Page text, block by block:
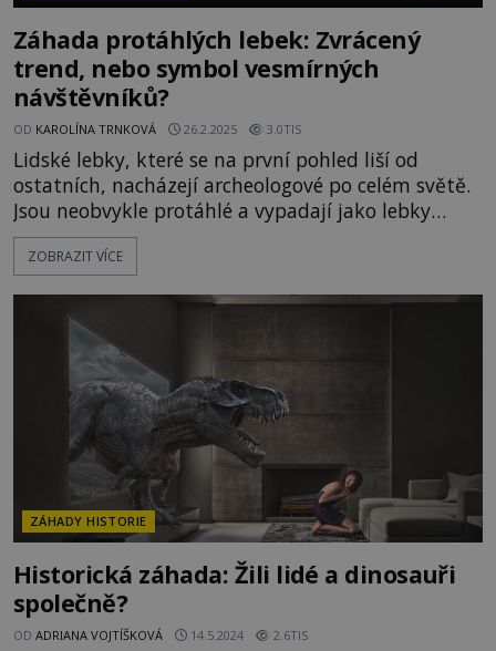
Záhada protáhlých lebek: Zvrácený
trend, nebo symbol vesmírných
návštěvníků?
OD KAROLÍNA TRNKOVÁ 26.2.2025 3.0TIS
Lidské lebky, které se na první pohled liší od
ostatních, nacházejí archeologové po celém světě.
Jsou neobvykle protáhlé a vypadají jako lebky
mimozemšťanů, tak jak si je obvykle
představujeme. Jsou tyto deformace způsobené
návštěvníků Země? Či snad jejich potomky?
Hovoříme-li o mimozemšťanech, d
ZOBRAZIT VÍCE
ZÁHADY HISTORIE
Historická záhada: Žili lidé a dinosauři
společně?
OD ADRIANA VOJTÍŠKOVÁ 14.5.2024 2.6TIS